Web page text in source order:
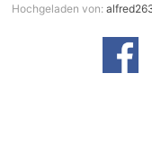
Hochgeladen von: